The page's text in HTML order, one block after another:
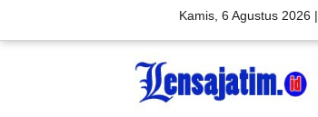
Kamis, 6 Agustus 2026 |